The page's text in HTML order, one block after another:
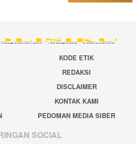
KODE ETIK
REDAKSI
DISCLAIMER
KONTAK KAMI
PEDOMAN MEDIA SIBER
SOCIAL